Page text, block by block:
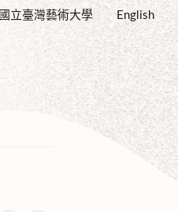
國立臺灣藝術大學 English